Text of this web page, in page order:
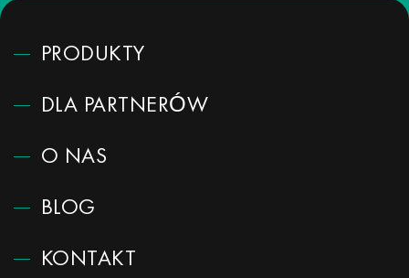
PRODUKTY
DLA PARTNERÓW
O NAS
BLOG
KONTAKT